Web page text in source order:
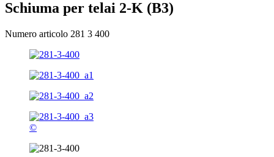
Schiuma per telai 2-K (B3)
Numero articolo 281 3 400
©